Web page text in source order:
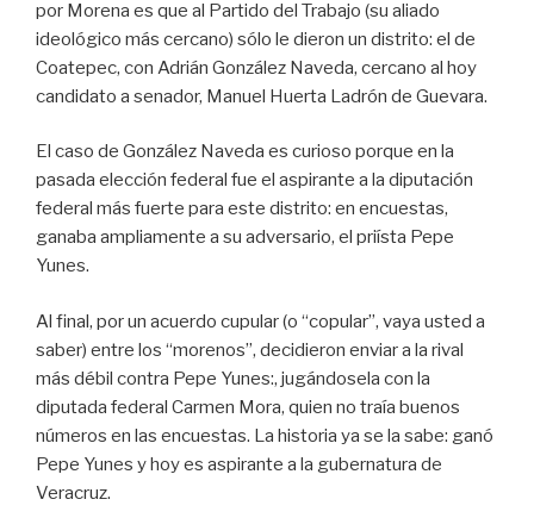
por Morena es que al Partido del Trabajo (su aliado
ideológico más cercano) sólo le dieron un distrito: el de
Coatepec, con Adrián González Naveda, cercano al hoy
candidato a senador, Manuel Huerta Ladrón de Guevara.
El caso de González Naveda es curioso porque en la
pasada elección federal fue el aspirante a la diputación
federal más fuerte para este distrito: en encuestas,
ganaba ampliamente a su adversario, el priísta Pepe
Yunes.
Al final, por un acuerdo cupular (o “copular”, vaya usted a
saber) entre los “morenos”, decidieron enviar a la rival
más débil contra Pepe Yunes:, jugándosela con la
diputada federal Carmen Mora, quien no traía buenos
números en las encuestas. La historia ya se la sabe: ganó
Pepe Yunes y hoy es aspirante a la gubernatura de
Veracruz.